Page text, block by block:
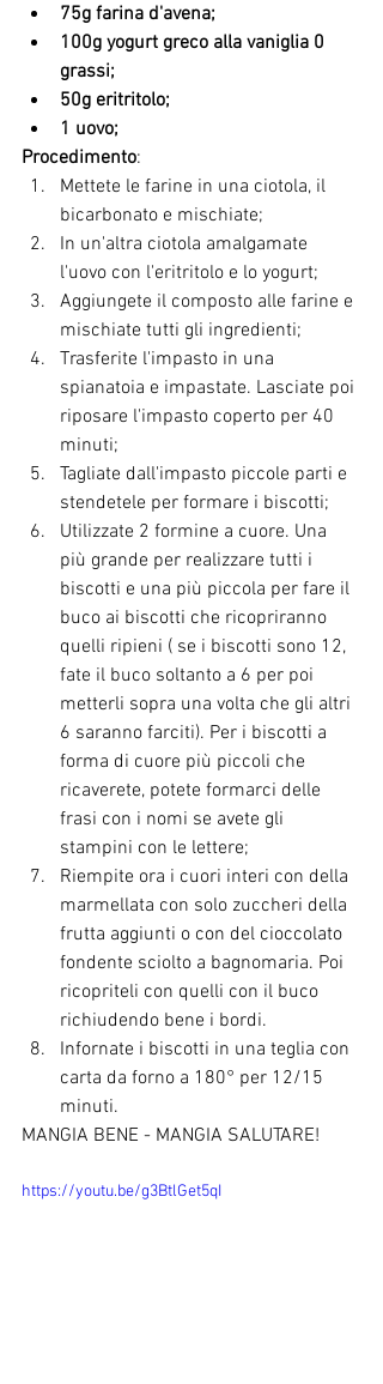
75g farina d'avena;
100g yogurt greco alla vaniglia 0
grassi;
50g eritritolo;
1 uovo;
Procedimento:
Mettete le farine in una ciotola, il
bicarbonato e mischiate;
In un'altra ciotola amalgamate
l'uovo con l'eritritolo e lo yogurt;
Aggiungete il composto alle farine e
mischiate tutti gli ingredienti;
Trasferite l'impasto in una
spianatoia e impastate. Lasciate poi
riposare l'impasto coperto per 40
minuti;
Tagliate dall'impasto piccole parti e
stendetele per formare i biscotti;
Utilizzate 2 formine a cuore. Una
più grande per realizzare tutti i
biscotti e una più piccola per fare il
buco ai biscotti che ricopriranno
quelli ripieni ( se i biscotti sono 12,
fate il buco soltanto a 6 per poi
metterli sopra una volta che gli altri
6 saranno farciti). Per i biscotti a
forma di cuore più piccoli che
ricaverete, potete formarci delle
frasi con i nomi se avete gli
stampini con le lettere;
Riempite ora i cuori interi con della
marmellata con solo zuccheri della
frutta aggiunti o con del cioccolato
fondente sciolto a bagnomaria. Poi
ricopriteli con quelli con il buco
richiudendo bene i bordi.
Infornate i biscotti in una teglia con
carta da forno a 180° per 12/15
minuti.
MANGIA BENE - MANGIA SALUTARE!
https://youtu.be/g3BtlGet5qI